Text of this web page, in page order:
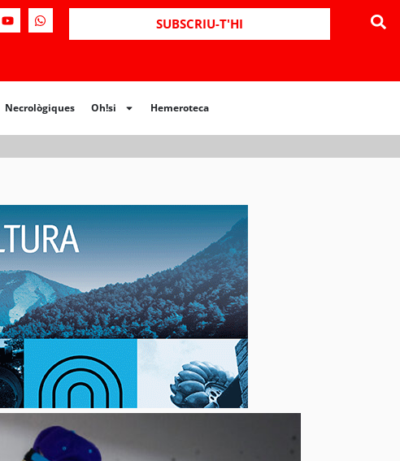
SUBSCRIU-T'HI
Necrològiques Oh!si Hemeroteca
Hemeroteca